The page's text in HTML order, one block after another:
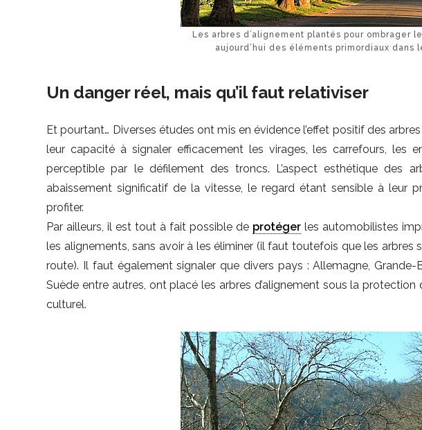
Les arbres d’alignement plantés pour ombrager
aujourd’hui des éléments primordiaux dans
Un danger réel, mais qu’il faut relativiser
Et pourtant… Diverses études ont mis en évidence l’effet positif des
leur capacité à signaler efficacement les virages, les carrefours, les
perceptible par le défilement des troncs. L’aspect esthétique des
abaissement significatif de la vitesse, le regard étant sensible à leur
profiter.
Par ailleurs, il est tout à fait possible de protégerles automobilistes
les alignements, sans avoir à les éliminer (il faut toutefois que les
route). Il faut également signaler que divers pays : Allemagne,
Suède entre autres, ont placé les arbres d’alignement sous la protection
culturel.